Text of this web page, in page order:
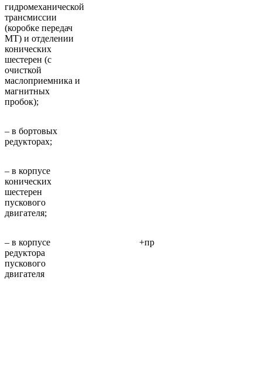
гидромеханической
трансмиссии
(коробке передач
МТ) и отделении
конических
шестерен (с
очисткой
маслоприемника и
магнитных
пробок);
– в бортовых
редукторах;
– в корпусе
конических
шестерен
пускового
двигателя;
– в корпусе
редуктора
пускового
двигателя
+пр